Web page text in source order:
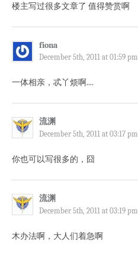
楼主写过很多文章了 值得赞赏啊
fiona
December 5th, 2011 at 01:59 pm
一体相亲，忒丫烦啊....
流渊
December 5th, 2011 at 03:17 pm
你也可以写很多的，囧
流渊
December 5th, 2011 at 03:19 pm
木办法啊，大人们着急啊